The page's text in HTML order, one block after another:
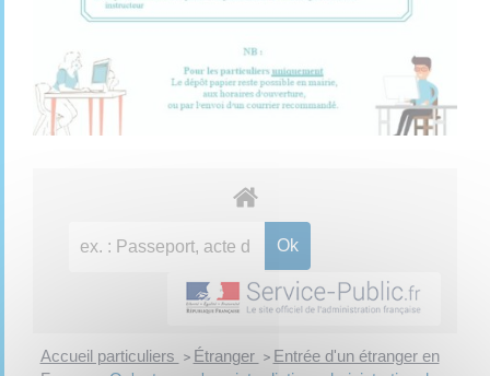
Accueil particuliers > Étranger > Entrée d'un étranger en